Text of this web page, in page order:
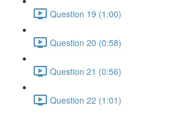
Question 19 (1:00)
Question 20 (0:58)
Question 21 (0:56)
Question 22 (1:01)